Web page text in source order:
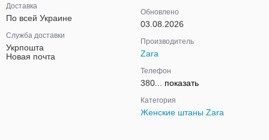
Доставка
По всей Украине
Служба доставки
Укрпошта
Новая почта
Обновлено
03.08.2026
Производитель
Zara
Телефон
380... показать
Категория
Женские штаны Zara